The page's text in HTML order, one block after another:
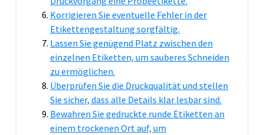
Korrigieren Sie eventuelle Fehler in der
Etikettengestaltung sorgfältig.
Lassen Sie genügend Platz zwischen den
einzelnen Etiketten, um sauberes Schneiden
zu ermöglichen.
Überprüfen Sie die Druckqualität und stellen
Sie sicher, dass alle Details klar lesbar sind.
Bewahren Sie gedruckte runde Etiketten an
einem trockenen Ort auf, um